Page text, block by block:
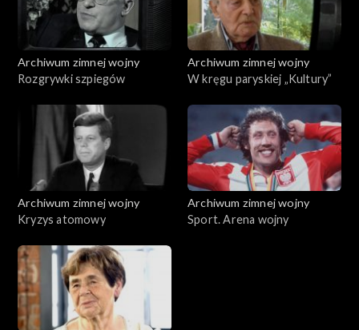
Archiwum zimnej wojny
Rozgrywki szpiegów
Archiwum zimnej wojny
W kręgu paryskiej „Kultury”
Archiwum zimnej wojny
Kryzys atomowy
Archiwum zimnej wojny
Sport. Arena wojny